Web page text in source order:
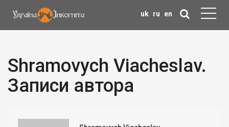
uk ru en
Shramovych Viacheslav.
Записи автора